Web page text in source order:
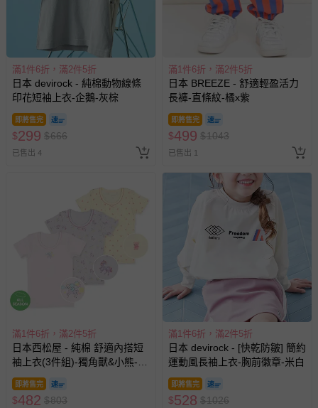
滿1件6折，滿2件5折
日本 devirock - 純棉動物線條
印花短袖上衣-企鵝-灰棕
即將售完
$299 $666
已售出 4
滿1件6折，滿2件5折
日本 BREEZE - 舒適輕盈活力
長褲-直條紋-橘x紫
即將售完
$499 $1043
已售出 1
滿1件6折，滿2件5折
日本西松屋 - 純棉 舒適內搭短
袖上衣(3件組)-獨角獸&小熊-粉
紫黃
即將售完
$482 $803
滿1件6折，滿2件5折
日本 devirock - [快乾防皺] 簡約
運動風長袖上衣-胸前徽章-米白
即將售完
$528 $1026